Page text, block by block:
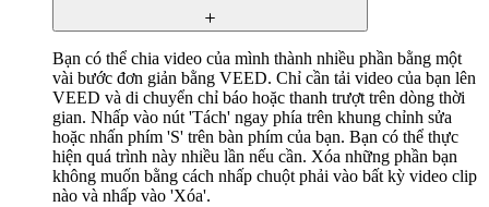
Bạn có thể chia video của mình thành nhiều phần bằng một
vài bước đơn giản bằng VEED. Chỉ cần tải video của bạn lên
VEED và di chuyển chỉ báo hoặc thanh trượt trên dòng thời
gian. Nhấp vào nút 'Tách' ngay phía trên khung chỉnh sửa
hoặc nhấn phím 'S' trên bàn phím của bạn. Bạn có thể thực
hiện quá trình này nhiều lần nếu cần. Xóa những phần bạn
không muốn bằng cách nhấp chuột phải vào bất kỳ video clip
nào và nhấp vào 'Xóa'.